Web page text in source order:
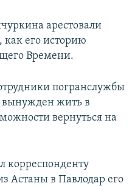
арестовали
как его историю
Времени.
погранслужбы
вынужден жить в
вернуться на
корреспонденту
Астаны в Павлодар его